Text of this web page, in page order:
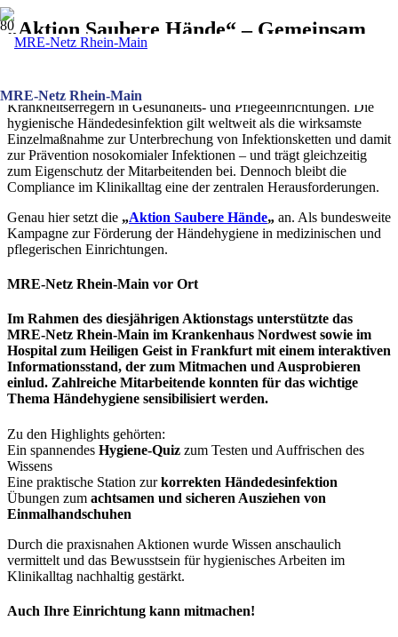
MRE-Netz Rhein-Main
„Aktion Saubere Hände“ – Gemeinsam
für mehr Händehygiene
Die Hände des Personals sind die wichtigsten Überträger von
Krankheitserregern in Gesundheits- und Pflegeeinrichtungen. Die
hygienische Händedesinfektion gilt weltweit als die wirksamste
Einzelmaßnahme zur Unterbrechung von Infektionsketten und damit
zur Prävention nosokomialer Infektionen – und trägt gleichzeitig
zum Eigenschutz der Mitarbeitenden bei. Dennoch bleibt die
Compliance im Klinikalltag eine der zentralen Herausforderungen.
Genau hier setzt die „Aktion Saubere Hände„ an. Als bundesweite
Kampagne zur Förderung der Händehygiene in medizinischen und
pflegerischen Einrichtungen.
MRE-Netz Rhein-Main vor Ort
Im Rahmen des diesjährigen Aktionstags unterstützte das
MRE-Netz Rhein-Main im Krankenhaus Nordwest sowie im
Hospital zum Heiligen Geist in Frankfurt mit einem interaktiven
Informationsstand, der zum Mitmachen und Ausprobieren
einlud. Zahlreiche Mitarbeitende konnten für das wichtige
Thema Händehygiene sensibilisiert werden.
Zu den Highlights gehörten:
Ein spannendes Hygiene-Quiz zum Testen und Auffrischen des
Wissens
Eine praktische Station zurkorrekten Händedesinfektion
Übungen zum achtsamen und sicheren Ausziehen von
Einmalhandschuhen
Durch die praxisnahen Aktionen wurde Wissen anschaulich
vermittelt und das Bewusstsein für hygienisches Arbeiten im
Klinikalltag nachhaltig gestärkt.
Auch Ihre Einrichtung kann mitmachen!